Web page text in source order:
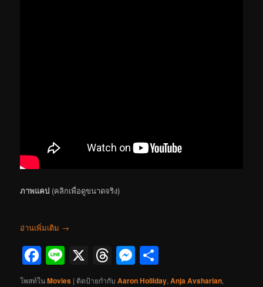
ภาพแคป (คลิกเพื่อดูขนาดจริง)
อ่านเพิ่มเติม →
Facebook
Line
X Threads
Messenger
โพสท์ในMovies | ติดป้ายกำกับ Aaron Holliday,Anja Avsharian,